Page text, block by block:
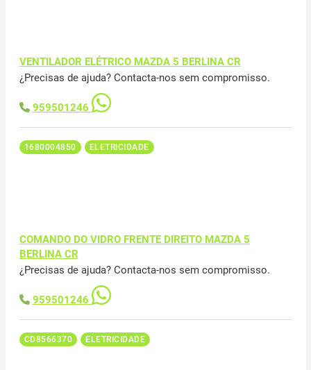
VENTILADOR ELÉTRICO MAZDA 5 BERLINA CR
¿Precisas de ajuda? Contacta-nos sem compromisso.
959501246
1680004850 ELETRICIDADE
COMANDO DO VIDRO FRENTE DIREITO MAZDA 5
BERLINA CR
¿Precisas de ajuda? Contacta-nos sem compromisso.
959501246
CD8566370 ELETRICIDADE